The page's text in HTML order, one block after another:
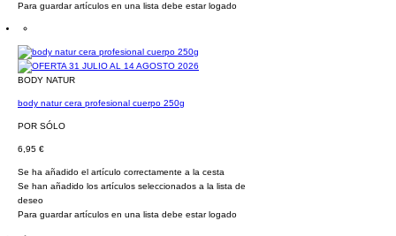
Para guardar artículos en una lista debe estar logado
BODY NATUR
body natur cera profesional cuerpo 250g
POR SÓLO
6,95 €
Se ha añadido el artículo correctamente a la cesta
Se han añadido los artículos seleccionados a la lista de
deseo
Para guardar artículos en una lista debe estar logado